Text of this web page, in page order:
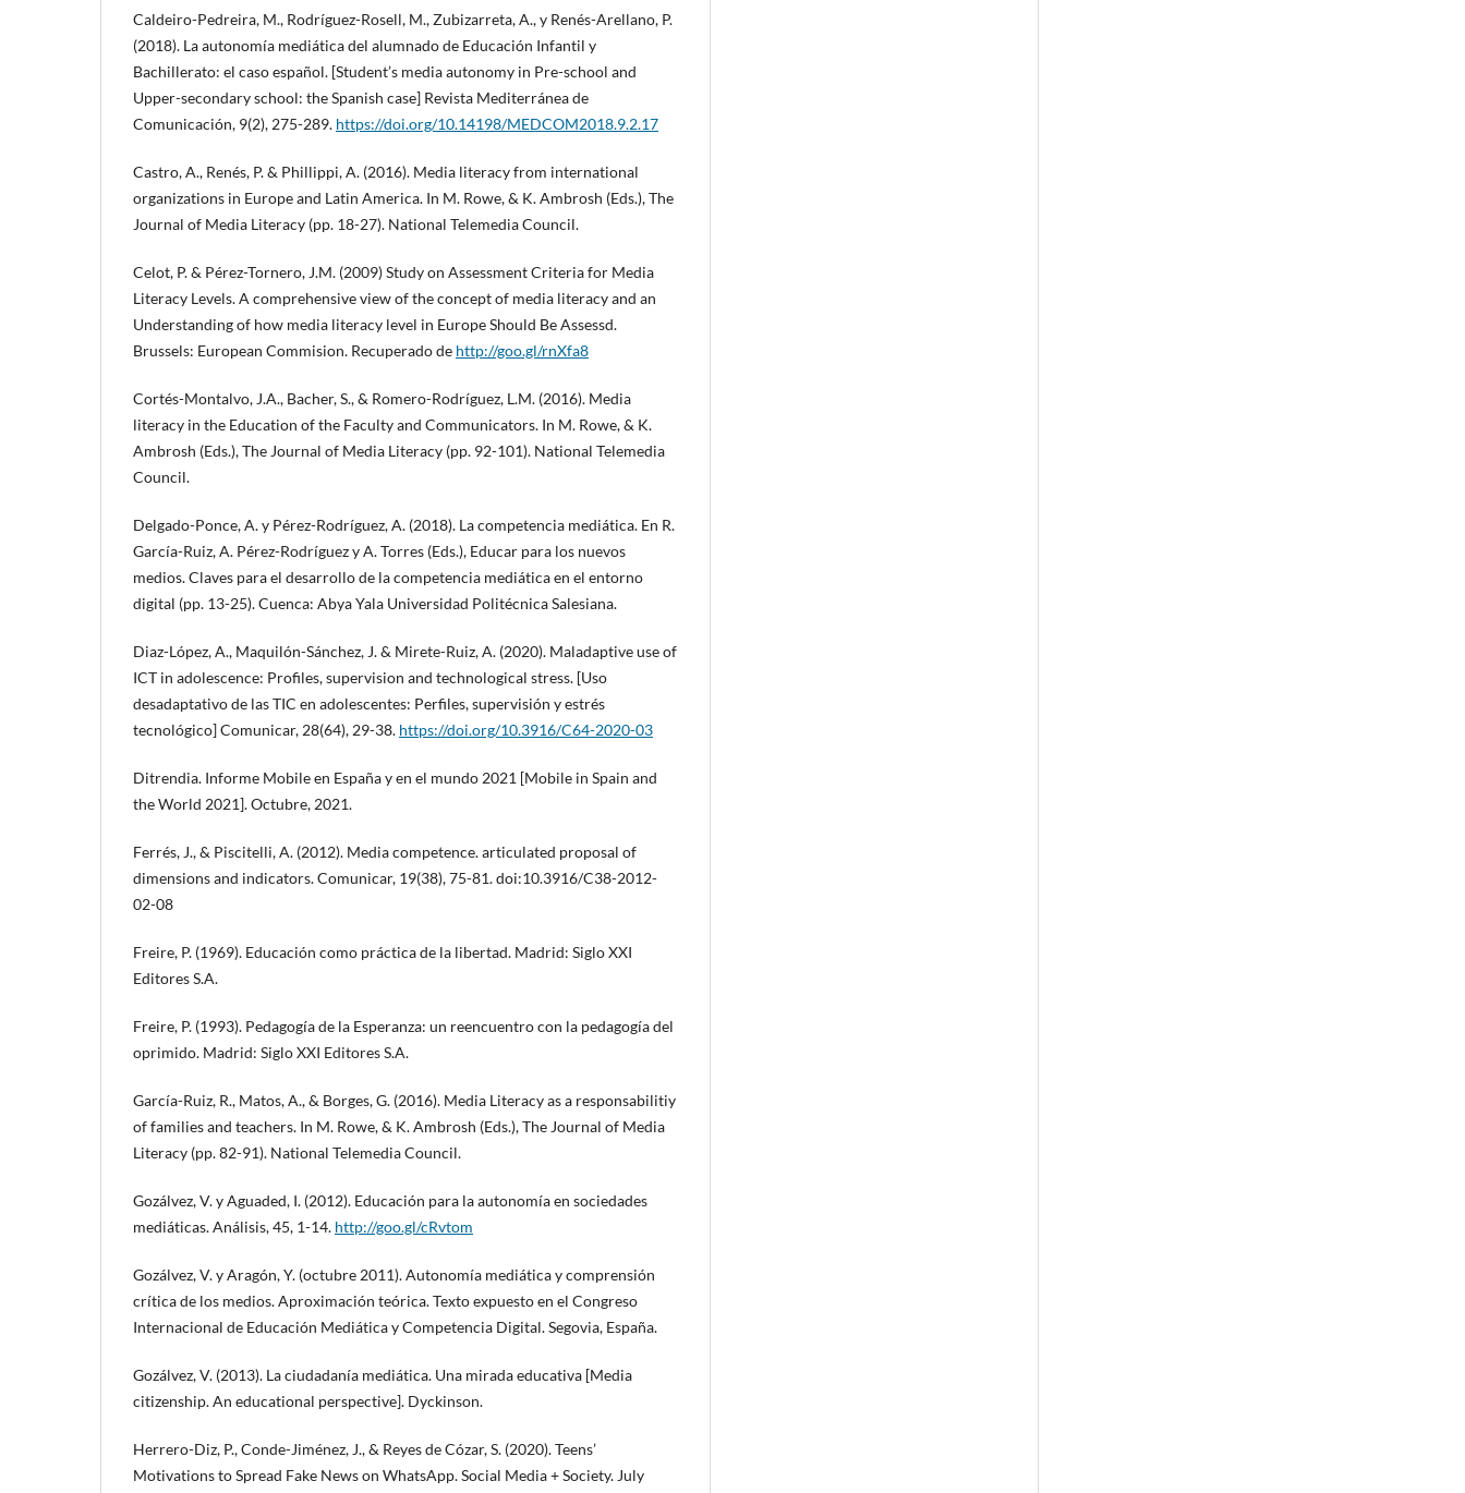
Caldeiro-Pedreira, M., Rodríguez-Rosell, M., Zubizarreta, A., y Renés-Arellano, P.
(2018). La autonomía mediática del alumnado de Educación Infantil y
Bachillerato: el caso español. [Student’s media autonomy in Pre-school and
Upper-secondary school: the Spanish case] Revista Mediterránea de
Comunicación, 9(2), 275-289. https://doi.org/10.14198/MEDCOM2018.9.2.17
Castro, A., Renés, P. & Phillippi, A. (2016). Media literacy from international
organizations in Europe and Latin America. In M. Rowe, & K. Ambrosh (Eds.), The
Journal of Media Literacy (pp. 18-27). National Telemedia Council.
Celot, P. & Pérez-Tornero, J.M. (2009) Study on Assessment Criteria for Media
Literacy Levels. A comprehensive view of the concept of media literacy and an
Understanding of how media literacy level in Europe Should Be Assessd.
Brussels: European Commision. Recuperado de http://goo.gl/rnXfa8
Cortés-Montalvo, J.A., Bacher, S., & Romero-Rodríguez, L.M. (2016). Media
literacy in the Education of the Faculty and Communicators. In M. Rowe, & K.
Ambrosh (Eds.), The Journal of Media Literacy (pp. 92-101). National Telemedia
Council.
Delgado-Ponce, A. y Pérez-Rodríguez, A. (2018). La competencia mediática. En R.
García-Ruiz, A. Pérez-Rodríguez y A. Torres (Eds.), Educar para los nuevos
medios. Claves para el desarrollo de la competencia mediática en el entorno
digital (pp. 13-25). Cuenca: Abya Yala Universidad Politécnica Salesiana.
Diaz-López, A., Maquilón-Sánchez, J. & Mirete-Ruiz, A. (2020). Maladaptive use of
ICT in adolescence: Profiles, supervision and technological stress. [Uso
desadaptativo de las TIC en adolescentes: Perfiles, supervisión y estrés
tecnológico] Comunicar, 28(64), 29-38. https://doi.org/10.3916/C64-2020-03
Ditrendia. Informe Mobile en España y en el mundo 2021 [Mobile in Spain and
the World 2021]. Octubre, 2021.
Ferrés, J., & Piscitelli, A. (2012). Media competence. articulated proposal of
dimensions and indicators. Comunicar, 19(38), 75-81. doi:10.3916/C38-2012-
02-08
Freire, P. (1969). Educación como práctica de la libertad. Madrid: Siglo XXI
Editores S.A.
Freire, P. (1993). Pedagogía de la Esperanza: un reencuentro con la pedagogía del
oprimido. Madrid: Siglo XXI Editores S.A.
García-Ruiz, R., Matos, A., & Borges, G. (2016). Media Literacy as a responsabilitiy
of families and teachers. In M. Rowe, & K. Ambrosh (Eds.), The Journal of Media
Literacy (pp. 82-91). National Telemedia Council.
Gozálvez, V. y Aguaded, I. (2012). Educación para la autonomía en sociedades
mediáticas. Análisis, 45, 1-14. http://goo.gl/cRvtom
Gozálvez, V. y Aragón, Y. (octubre 2011). Autonomía mediática y comprensión
crítica de los medios. Aproximación teórica. Texto expuesto en el Congreso
Internacional de Educación Mediática y Competencia Digital. Segovia, España.
Gozálvez, V. (2013). La ciudadanía mediática. Una mirada educativa [Media
citizenship. An educational perspective]. Dyckinson.
Herrero-Diz, P., Conde-Jiménez, J., & Reyes de Cózar, S. (2020). Teens’
Motivations to Spread Fake News on WhatsApp. Social Media + Society. July